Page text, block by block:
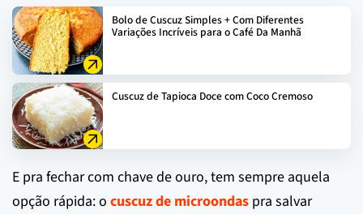
Bolo de Cuscuz Simples + Com Diferentes
Variações Incríveis para o Café Da Manhã
Cuscuz de Tapioca Doce com Coco Cremoso
E pra fechar com chave de ouro, tem sempre aquela
opção rápida: o cuscuz de microondas pra salvar